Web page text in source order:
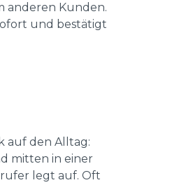
anderen Kunden.
und bestätigt
auf den Alltag:
mitten in einer
legt auf. Oft